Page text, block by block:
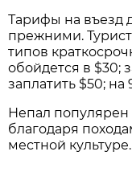
Тарифы на въезд
прежними.
типов
обойдется в $30;
заплатить $50; на
Непал популярен
благодаря
местной культуре.